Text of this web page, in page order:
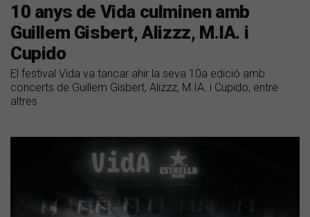
10 anys de Vida culminen amb
Guillem Gisbert, Alizzz, M.IA. i
Cupido
El festival Vida va tancar ahir la seva 10a edició amb
concerts de Guillem Gisbert, Alizzz, M.IA. i Cupido, entre
altres